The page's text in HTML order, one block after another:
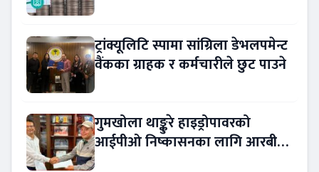
ट्रांक्यूलिटि स्पामा सांग्रिला डेभलपमेन्ट
वैंकका ग्राहक र कर्मचारीले छुट पाउने
गुमखोला थाङ्कुरे हाइड्रोपावरको
आईपीओ निष्कासनका लागि आरबीबी